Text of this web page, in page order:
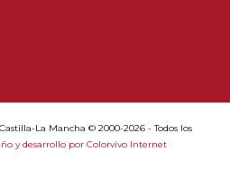
La Mancha © 2000-2026 - Todos los
y desarrollo por Colorvivo Internet